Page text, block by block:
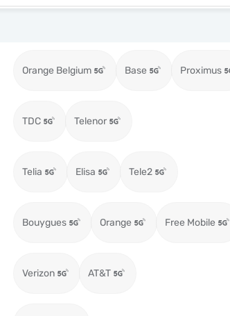
Orange Belgium Base Proximus
TDC Telenor
Telia Elisa Tele2
Bouygues Orange Free Mobile
Verizon AT&T